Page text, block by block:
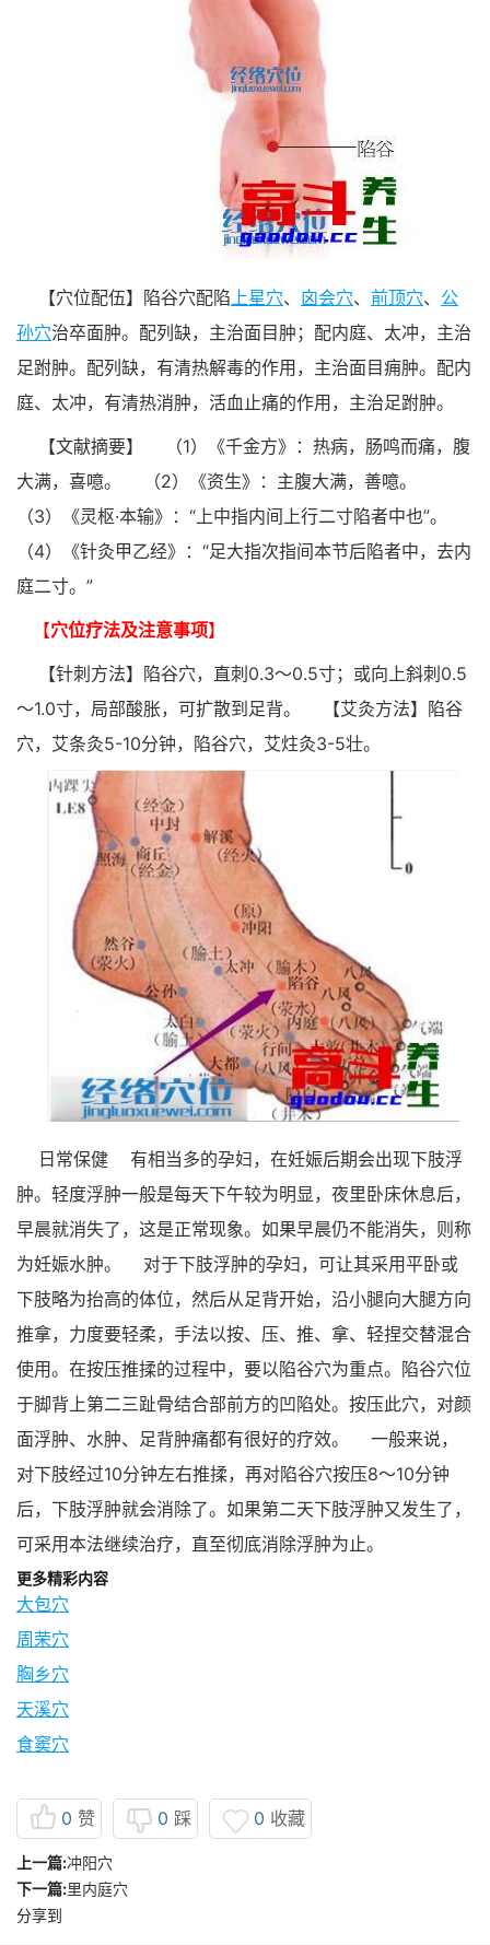
【穴位配伍】陷谷穴配陷上星穴、 囟会穴、 前顶穴、 公
孙穴治卒面肿。配列缺，主治面目肿；配内庭、太冲，主治
足跗肿。配列缺，有清热解毒的作用，主治面目痈肿。配内
庭、太冲，有清热消肿，活血止痛的作用，主治足跗肿。
【文献摘要】
（1）《千金方》：热病，肠鸣而痛，腹
大满，喜噫。
（2）《资生》：主腹大满，善噫。
（3）《灵枢·本输》：“上中指内间上行二寸陷者中也”。
（4）《针灸甲乙经》：“足大指次指间本节后陷者中，去内
庭二寸。”
【穴位疗法及注意事项】
【针刺方法】陷谷穴，直刺0.3～0.5寸；或向上斜刺0.5
～1.0寸，局部酸胀，可扩散到足背。
【艾灸方法】陷谷
穴，艾条灸5-10分钟，陷谷穴，艾炷灸3-5壮。
日常保健 有相当多的孕妇，在妊娠后期会出现下肢浮
肿。轻度浮肿一般是每天下午较为明显，夜里卧床休息后，
早晨就消失了，这是正常现象。如果早晨仍不能消失，则称
为妊娠水肿。
对于下肢浮肿的孕妇，可让其采用平卧或
下肢略为抬高的体位，然后从足背开始，沿小腿向大腿方向
推拿，力度要轻柔，手法以按、压、推、拿、轻捏交替混合
使用。在按压推揉的过程中，要以陷谷穴为重点。陷谷穴位
于脚背上第二三趾骨结合部前方的凹陷处。按压此穴，对颜
面浮肿、水肿、足背肿痛都有很好的疗效。
一般来说，
对下肢经过10分钟左右推揉，再对陷谷穴按压8～10分钟
后，下肢浮肿就会消除了。如果第二天下肢浮肿又发生了，
可采用本法继续治疗，直至彻底消除浮肿为止。
更多精彩内容
大包穴
周荣穴
胸乡穴
天溪穴
食窦穴
0 赞 0 踩 0 收藏
上一篇:冲阳穴
下一篇:里内庭穴
分享到